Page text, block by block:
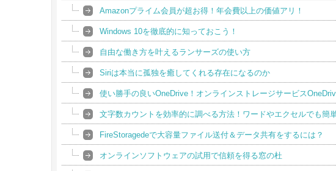
Amazonプライム会員が超お得！年会費以上の価値アリ！
Windows 10を徹底的に知っておこう！
自由な働き方を叶えるランサーズの使い方
Siriは本当に孤独を癒してくれる存在になるのか
使い勝手の良いOneDrive！オンラインストレージサービス
文字数カウントを効率的に調べる方法！ワードやエクセルでも簡
FireStoragedeで大容量ファイル送付＆データ共有をするには？
オンラインソフトウェアの試用で信頼を得る窓の杜